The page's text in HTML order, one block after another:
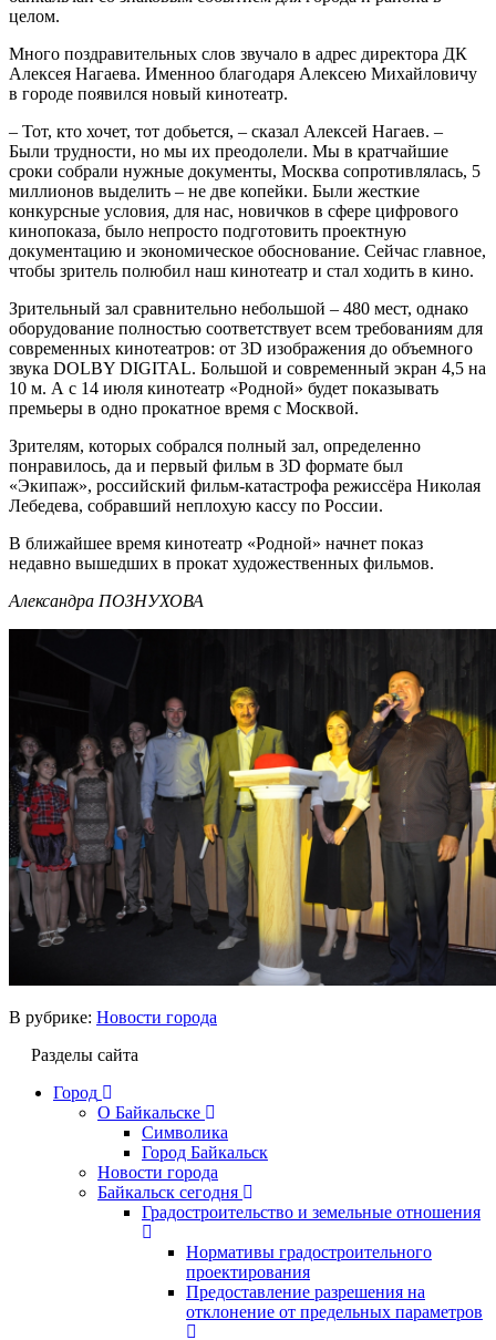
целом.
Много поздравительных слов звучало в адрес директора ДК
Алексея Нагаева. Именноо благодаря Алексею Михайловичу
в городе появился новый кинотеатр.
– Тот, кто хочет, тот добьется, – сказал Алексей Нагаев. –
Были трудности, но мы их преодолели. Мы в кратчайшие
сроки собрали нужные документы, Москва сопротивлялась, 5
миллионов выделить – не две копейки. Были жесткие
конкурсные условия, для нас, новичков в сфере цифрового
кинопоказа, было непросто подготовить проектную
документацию и экономическое обоснование. Сейчас главное,
чтобы зритель полюбил наш кинотеатр и стал ходить в кино.
Зрительный зал сравнительно небольшой – 480 мест, однако
оборудование полностью соответствует всем требованиям для
современных кинотеатров: от 3D изображения до объемного
звука DOLBY DIGITAL. Большой и современный экран 4,5 на
10 м. А с 14 июля кинотеатр «Родной» будет показывать
премьеры в одно прокатное время с Москвой.
Зрителям, которых собрался полный зал, определенно
понравилось, да и первый фильм в 3D формате был
«Экипаж», российский фильм-катастрофа режиссёра Николая
Лебедева, собравший неплохую кассу по России.
В ближайшее время кинотеатр «Родной» начнет показ
недавно вышедших в прокат художественных фильмов.
Александра ПОЗНУХОВА
В рубрике: Новости города
Разделы сайта
Город
О Байкальске
Символика
Город Байкальск
Новости города
Байкальск сегодня
Градостроительство и земельные отношения
Нормативы градостроительного
проектирования
Предоставление разрешения на
отклонение от предельных параметров